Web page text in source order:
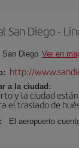
San Diego -
San Diego Ver en
http://
a la ciudad:
y la ciudad
el traslado de
El aeropuerto